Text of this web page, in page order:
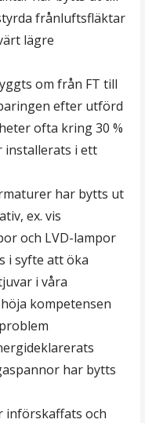
frånluftsfläktar
lägre
om från FT till
efter utförd
ofta kring 30 %
installerats i ett
har bytts ut
ex. vis
och LVD-lampor
i syfte att öka
i våra
kompetensen
har bytts
införskaffats och